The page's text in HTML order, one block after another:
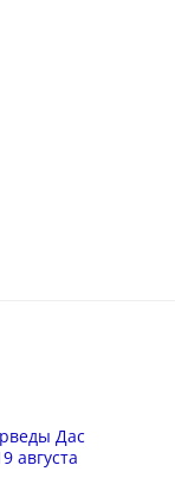
Дас
августа